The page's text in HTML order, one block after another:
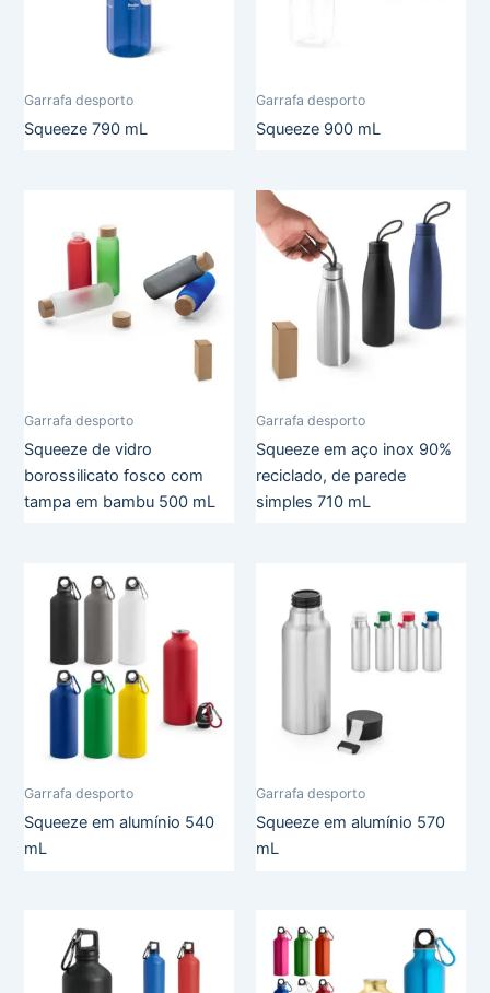
Garrafa desporto
Squeeze 790 mL
Garrafa desporto
Squeeze 900 mL
Garrafa desporto
Squeeze de vidro
borossilicato fosco com
tampa em bambu 500 mL
Garrafa desporto
Squeeze em aço inox 90%
reciclado, de parede
simples 710 mL
Garrafa desporto
Squeeze em alumínio 540
mL
Garrafa desporto
Squeeze em alumínio 570
mL